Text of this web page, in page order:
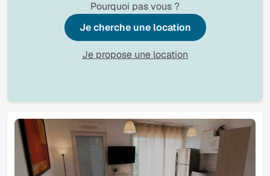
Pourquoi pas vous ?
Je cherche une location
Je propose une location